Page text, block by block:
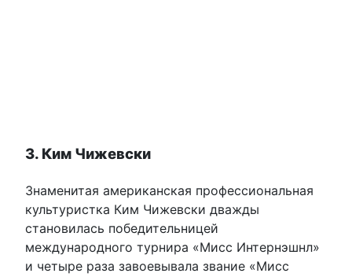
3. Ким Чижевски
Знаменитая американская профессиональная
культуристка Ким Чижевски дважды
становилась победительницей
международного турнира «Мисс Интернэшнл»
и четыре раза завоевывала звание «Мисс